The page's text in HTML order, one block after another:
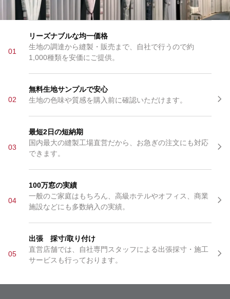
01
リーズナブルな均一価格
生地の調達から縫製・販売まで、自社で行うので約
1,000種類を安価にご提供。
02
無料生地サンプルで安心
生地の色味や質感を購入前に確認いただけます。
03
最短2日の短納期
国内最大の縫製工場直営だから、お急ぎの注文にも対応
できます。
04
100万窓の実績
一般のご家庭はもちろん、高級ホテルやオフィス、商業
施設などにも多数納入の実績。
05
出張 採寸/取り付け
直営店舗では、自社専門スタッフによる出張採寸・施工
サービスも行っております。